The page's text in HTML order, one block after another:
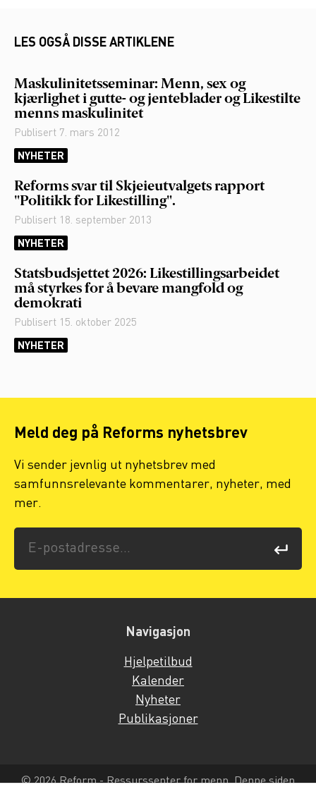
LES OGSÅ DISSE ARTIKLENE
Maskulinitetsseminar: Menn, sex og
kjærlighet i gutte- og jenteblader og Likestilte
menns maskulinitet
Publisert 7. mars 2012
NYHETER
Reforms svar til Skjeieutvalgets rapport
"Politikk for Likestilling".
Publisert 18. september 2013
NYHETER
Statsbudsjettet 2026: Likestillingsarbeidet
må styrkes for å bevare mangfold og
demokrati
Publisert 15. oktober 2025
NYHETER
Meld deg på Reforms nyhetsbrev
Vi sender jevnlig ut nyhetsbrev med
samfunnsrelevante kommentarer, nyheter, med
mer.
Navigasjon
Hjelpetilbud
Kalender
Nyheter
Publikasjoner
© 2026 Reform - Ressurssenter for menn. Denne siden